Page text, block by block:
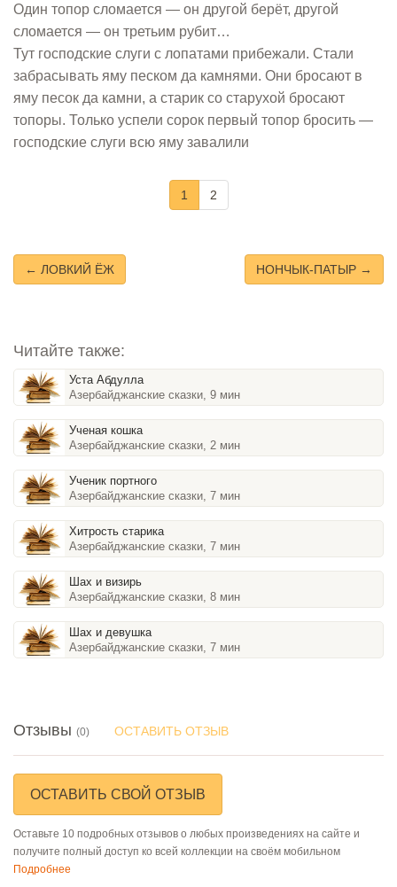
Один топор сломается — он другой берёт, другой
сломается — он третьим рубит…
Тут господские слуги с лопатами прибежали. Стали
забрасывать яму песком да камнями. Они бросают в
яму песок да камни, а старик со старухой бросают
топоры. Только успели сорок первый топор бросить —
господские слуги всю яму завалили
1 2
← ЛОВКИЙ ЁЖ НОНЧЫК-ПАТЫР →
Читайте также:
Уста Абдулла
Азербайджанские сказки, 9 мин
Ученая кошка
Азербайджанские сказки, 2 мин
Ученик портного
Азербайджанские сказки, 7 мин
Хитрость старика
Азербайджанские сказки, 7 мин
Шах и визирь
Азербайджанские сказки, 8 мин
Шах и девушка
Азербайджанские сказки, 7 мин
Отзывы (0) ОСТАВИТЬ ОТЗЫВ
ОСТАВИТЬ СВОЙ ОТЗЫВ
Оставьте 10 подробных отзывов о любых произведениях на сайте и
получите полный доступ ко всей коллекции на своём мобильном
Подробнее